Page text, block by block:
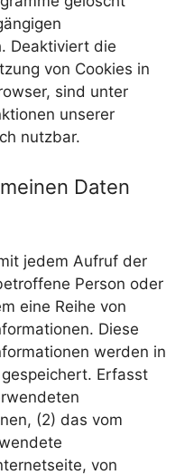
Deaktiviert die
von Cookies in
sind unter
unserer
nutzbar.
Daten
jedem Aufruf der
Person oder
eine Reihe von
Diese
werden in
Erfasst
(2) das vom
von